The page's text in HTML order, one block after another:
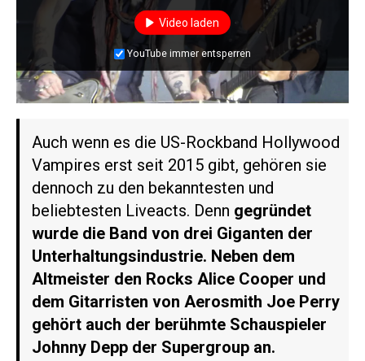
Auch wenn es die US-Rockband Hollywood
Vampires erst seit 2015 gibt, gehören sie
dennoch zu den bekanntesten und
beliebtesten Liveacts. Denn gegründet
wurde die Band von drei Giganten der
Unterhaltungsindustrie. Neben dem
Altmeister den Rocks Alice Cooper und
dem Gitarristen von Aerosmith Joe Perry
gehört auch der berühmte Schauspieler
Johnny Depp der Supergroup an.
Video laden
YouTube immer entsperren
Video laden
YouTube immer entsperren